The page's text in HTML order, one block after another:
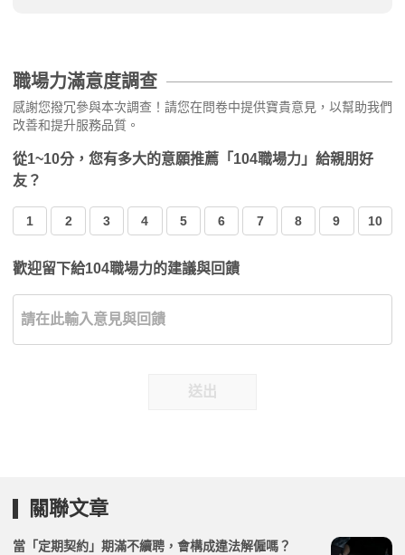
職場力滿意度調查
感謝您撥冗參與本次調查！請您在問卷中提供寶貴意見，以幫助我們
改善和提升服務品質。
從1~10分，您有多大的意願推薦「104職場力」給親朋好
友？
1 2 3 4 5 6 7 8 9 10
歡迎留下給104職場力的建議與回饋
送出
關聯文章
當「定期契約」期滿不續聘，會構成違法解僱嗎？